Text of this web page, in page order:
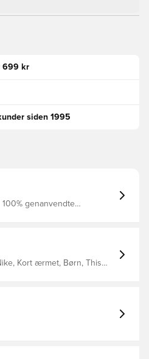
699 kr
siden 1995
genanvendte
mesh pour une meilleure
Unisport dans le dos Composition: 100% polyester.
Kort ærmet, Børn, This